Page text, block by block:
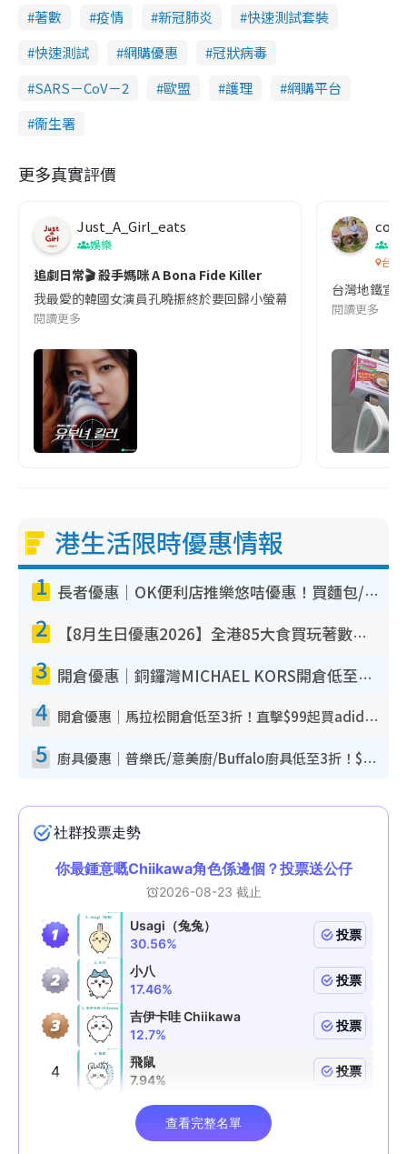
著數 疫情 新冠肺炎
快速測試套裝
快速測試
網購優惠
冠狀病毒
SARS－CoV－2
歐盟 護理
網購平台
衞生署
更多真實評價
Just_A_Girl_eats
娛樂
追劇日常🎬 殺手媽咪 A Bona Fide Killer
我最愛的韓國女演員孔曉振終於要回歸小螢幕啦!這次的劇本改編
閱讀更多
co
吹
台灣
台灣地鐵宣
閱讀更多
港生活限時優惠情報
1 長者優惠｜OK便利店推樂悠咭優惠！買麵包/牛奶/保健品拍卡即減
2 【8月生日優惠2026】全港85大食買玩著數攻略 自助餐/火鍋放題同行免費＋誠品/DONKI送現金券
3 開倉優惠｜銅鑼灣MICHAEL KORS開倉低至17折！直擊$500起買手袋/銀包/鞋款 必買經典Jet Set系列
4 開倉優惠｜馬拉松開倉低至3折！直擊$99起買adidas／New Balance／Puma鞋款 STANLEY保溫杯劈價至$119起
5 廚具優惠｜普樂氏/意美廚/Buffalo廚具低至3折！$89起買煎鍋／炒鑊／個人鍋 同場小家電激減至$99起